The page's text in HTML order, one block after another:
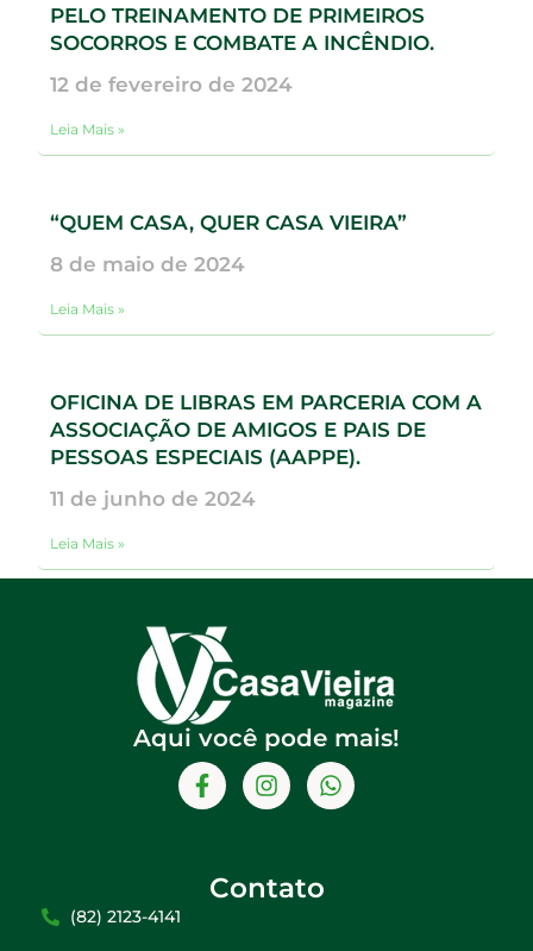
PELO TREINAMENTO DE PRIMEIROS
SOCORROS E COMBATE A INCÊNDIO.
12 de fevereiro de 2024
Leia Mais »
“QUEM CASA, QUER CASA VIEIRA”
8 de maio de 2024
Leia Mais »
OFICINA DE LIBRAS EM PARCERIA COM A
ASSOCIAÇÃO DE AMIGOS E PAIS DE
PESSOAS ESPECIAIS (AAPPE).
11 de junho de 2024
Leia Mais »
Aqui você pode mais!
Contato
(82) 2123-4141